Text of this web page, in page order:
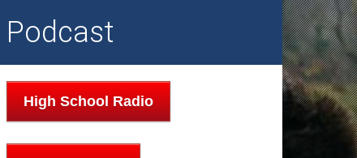
Podcast
High School Radio